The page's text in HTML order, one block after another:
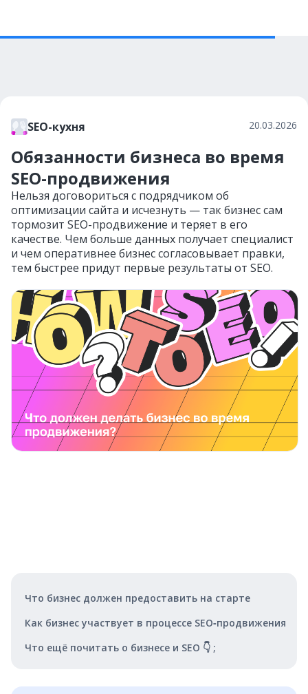
SEO-кухня 20.03.2026
Обязанности бизнеса во время
SEO-продвижения
Нельзя договориться с подрядчиком об
оптимизации сайта и исчезнуть — так бизнес сам
тормозит SEO-продвижение и теряет в его
качестве. Чем больше данных получает специалист
и чем оперативнее бизнес согласовывает правки,
тем быстрее придут первые результаты от SEO.
Что бизнес должен предоставить на старте
Как бизнес участвует в процессе SEO‑продвижения
Что ещё почитать о бизнесе и SEO 👇 ;